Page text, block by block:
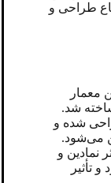
و با 190 متر ارتفاع طراحی و
معمار
ساخته شد.
شده و
می‌شود.
نمادین و
تأثیر